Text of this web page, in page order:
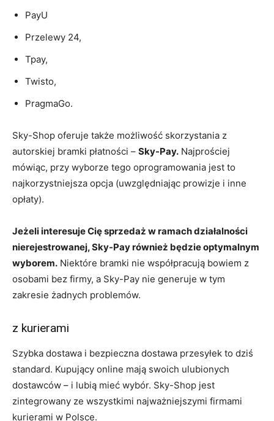
PayU
Przelewy 24,
Tpay,
Twisto,
PragmaGo.
Sky-Shop oferuje także możliwość skorzystania z
autorskiej bramki płatności – Sky-Pay. Najprościej
mówiąc, przy wyborze tego oprogramowania jest to
najkorzystniejsza opcja (uwzględniając prowizje i inne
opłaty).
Jeżeli interesuje Cię sprzedaż w ramach działalności
nierejestrowanej, Sky-Pay również będzie optymalnym
wyborem. Niektóre bramki nie współpracują bowiem z
osobami bez firmy, a Sky-Pay nie generuje w tym
zakresie żadnych problemów.
z kurierami
Szybka dostawa i bezpieczna dostawa przesyłek to dziś
standard. Kupujący online mają swoich ulubionych
dostawców – i lubią mieć wybór. Sky-Shop jest
zintegrowany ze wszystkimi najważniejszymi firmami
kurierami w Polsce.